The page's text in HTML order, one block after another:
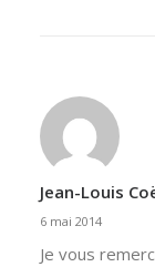
Jean-Louis
6 mai 2014
Je vous